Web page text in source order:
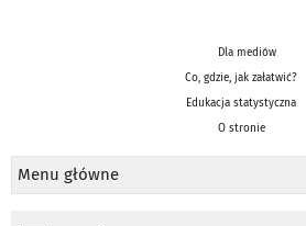
Dla mediów
Co, gdzie, jak załatwić?
Edukacja statystyczna
O stronie
Menu główne